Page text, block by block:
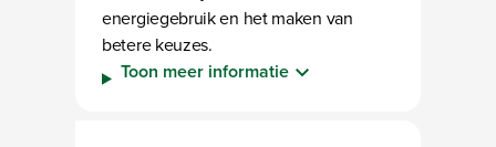
energiegebruik en het maken van
betere keuzes.
Toon meer informatie